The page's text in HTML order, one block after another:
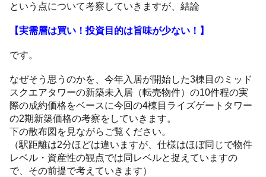
という点について考察していきますが、結論
【実需層は買い！投資目的は旨味が少ない！】
です。
なぜそう思うのかを、今年入居が開始した3棟目のミッド
スクエアタワーの新築未入居（転売物件）の10件程の実
際の成約価格をベースに今回の4棟目ライズゲートタワー
の2期新築価格の考察をしていきます。
下の散布図を見ながらご覧ください。
（駅距離は2分ほどは違いますが、仕様はほぼ同じで物件
レベル・資産性の観点では同レベルと捉えていますの
で、その前提で考えていきます）